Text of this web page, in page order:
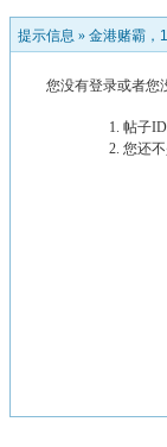
提示信息 » 金港赌霸，
您没有登录或者您
帖子
您还